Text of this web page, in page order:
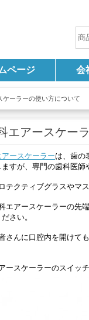
ページ 会
ケーラーの使い方について
エアースケー
ースケーラーは、歯の
ますが、専門の歯科医
テクティブグラスやマ
エアースケーラーの先
さい。
さんに口腔内を開けて
ースケーラーのスイッ